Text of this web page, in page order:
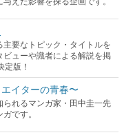
要なトピック・タイトルを
ューや識者による解説を掲
版！
イターの青春〜
られるマンガ家・田中圭一先
です。